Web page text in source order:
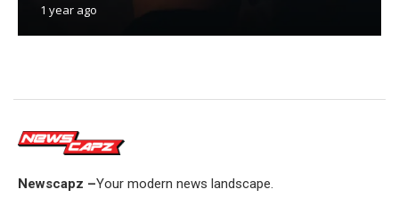
1 year ago
Newscapz –Your modern news landscape.